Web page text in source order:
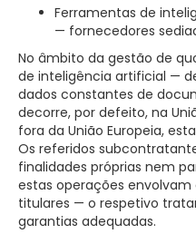
Ferramentas de
— fornecedores
No âmbito da gestão de
de inteligência artificial —
dados constantes de
decorre, por defeito, na
fora da União Europeia,
Os referidos
finalidades próprias nem
estas operações
titulares — o respetivo
garantias adequadas.